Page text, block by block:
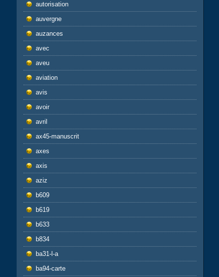
autorisation
auvergne
auzances
avec
aveu
aviation
avis
avoir
avril
ax45-manuscrit
axes
axis
aziz
b609
b619
b633
b834
ba31-l-a
ba94-carte